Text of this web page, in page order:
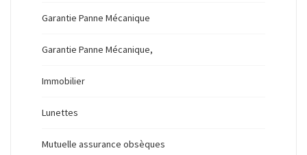
Garantie Panne Mécanique
Garantie Panne Mécanique,
Immobilier
Lunettes
Mutuelle assurance obsèques